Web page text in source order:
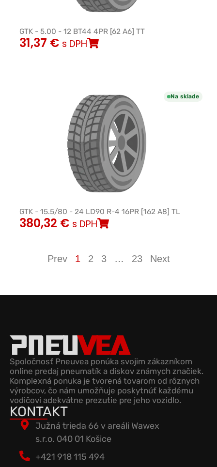
GTK - 5.00 - 12 BT44 4PR [62 A6] TT
31,37 € s DPH
Na sklade
GTK - 15.5/80 - 24 LD90 R-4 16PR [162 A8] TL
380,32 € s DPH
Prev 1 2 3 … 23 Next
Spoločnosť Pneuvea ponúka svojim zákazníkom
online predaj pneumatík a diskov známych značiek.
Komplexná ponuka je tvorená tovarom od rôznych
výrobcov, čo nám umožňuje poskytnúť každému
vodičovi adekvátne prezutie pre jeho vozidlo.
KONTAKT
Južná trieda 66 v areáli Wawex
s.r.o. 040 01 Košice
+421 918 115 494